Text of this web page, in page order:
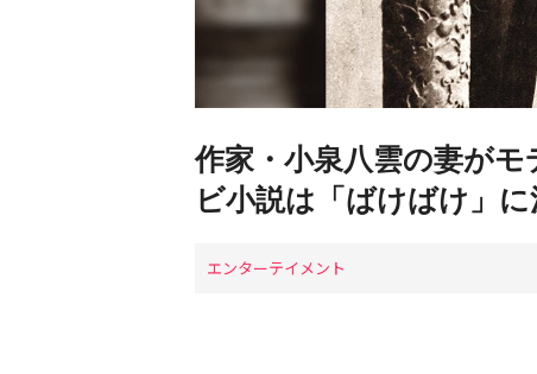
作家・小泉八雲の妻が
ビ小説は「ばけばけ」に
エンターテイメント